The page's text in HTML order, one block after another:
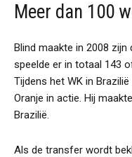
Meer dan 100
Blind maakte in 2008
speelde er in totaal 143
Tijdens het WK in
Oranje in actie. Hij
Brazilië.
Als de transfer wordt